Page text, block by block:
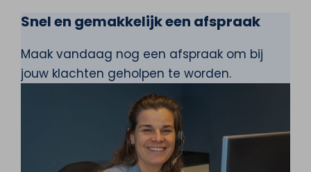
Snel en gemakkelijk een afspraak
Maak vandaag nog een afspraak om bij
jouw klachten geholpen te worden.